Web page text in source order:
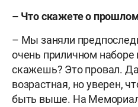
– Что скажете о
– Мы заняли
очень приличном наборе
скажешь? Это провал.
возрастная, но уверен,
быть выше. На